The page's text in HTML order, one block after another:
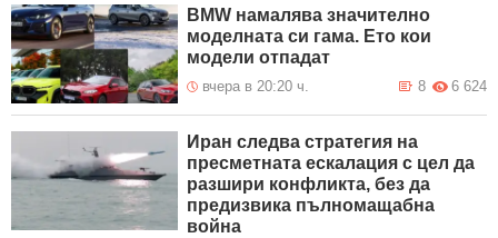
BMW намалява значително
моделната си гама. Ето кои
модели отпадат
вчера в 20:20 ч. 6 624
8
Иран следва стратегия на
пресметната ескалация с цел да
разшири конфликта, без да
предизвика пълномащабна
война